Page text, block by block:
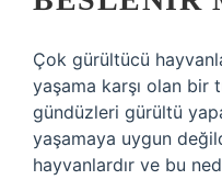
Çok gürültücü
yaşama karşı olan bir
gündüzleri gürültü
yaşamaya uygun
hayvanlardır ve bu